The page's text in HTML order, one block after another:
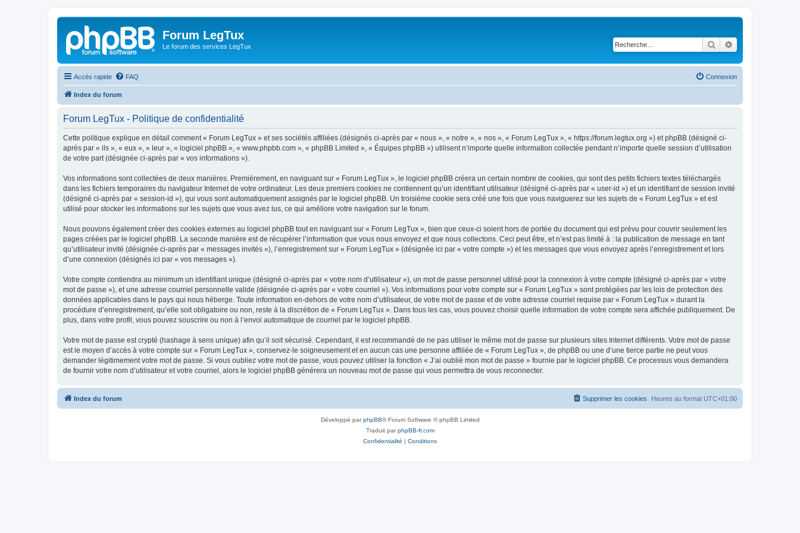
Forum LegTux
Le forum des services LegTux Rechercher
Accès rapide FAQ Connexion
Index du forum
Forum LegTux - Politique de confidentialité
Cette politique explique en détail comment « Forum LegTux » et ses sociétés affiliées (désignés ci-après par « nous », « notre », « nos », « Forum LegTux », « https://forum.legtux.org ») et phpBB (désigné ci-
après par « ils », « eux », « leur », « logiciel phpBB », « www.phpbb.com », « phpBB Limited », « Équipes phpBB ») utilisent n’importe quelle information collectée pendant n’importe quelle session d’utilisation
de votre part (désignée ci-après par « vos informations »).
Vos informations sont collectées de deux manières. Premièrement, en naviguant sur « Forum LegTux », le logiciel phpBB créera un certain nombre de cookies, qui sont des petits fichiers textes téléchargés
dans les fichiers temporaires du navigateur Internet de votre ordinateur. Les deux premiers cookies ne contiennent qu’un identifiant utilisateur (désigné ci-après par « user-id ») et un identifiant de session invité
(désigné ci-après par « session-id »), qui vous sont automatiquement assignés par le logiciel phpBB. Un troisième cookie sera créé une fois que vous naviguerez sur les sujets de « Forum LegTux » et est
utilisé pour stocker les informations sur les sujets que vous avez lus, ce qui améliore votre navigation sur le forum.
Nous pouvons également créer des cookies externes au logiciel phpBB tout en naviguant sur « Forum LegTux », bien que ceux-ci soient hors de portée du document qui est prévu pour couvrir seulement les
pages créées par le logiciel phpBB. La seconde manière est de récupérer l’information que vous nous envoyez et que nous collectons. Ceci peut être, et n’est pas limité à : la publication de message en tant
qu’utilisateur invité (désignée ci-après par « messages invités »), l’enregistrement sur « Forum LegTux » (désignée ici par « votre compte ») et les messages que vous envoyez après l’enregistrement et lors
d’une connexion (désignés ici par « vos messages »).
Votre compte contiendra au minimum un identifiant unique (désigné ci-après par « votre nom d’utilisateur »), un mot de passe personnel utilisé pour la connexion à votre compte (désigné ci-après par « votre
mot de passe »), et une adresse courriel personnelle valide (désignée ci-après par « votre courriel »). Vos informations pour votre compte sur « Forum LegTux » sont protégées par les lois de protection des
données applicables dans le pays qui nous héberge. Toute information en-dehors de votre nom d’utilisateur, de votre mot de passe et de votre adresse courriel requise par « Forum LegTux » durant la
procédure d’enregistrement, qu’elle soit obligatoire ou non, reste à la discrétion de « Forum LegTux ». Dans tous les cas, vous pouvez choisir quelle information de votre compte sera affichée publiquement. De
plus, dans votre profil, vous pouvez souscrire ou non à l’envoi automatique de courriel par le logiciel phpBB.
Votre mot de passe est crypté (hashage à sens unique) afin qu’il soit sécurisé. Cependant, il est recommandé de ne pas utiliser le même mot de passe sur plusieurs sites Internet différents. Votre mot de passe
est le moyen d’accès à votre compte sur « Forum LegTux », conservez-le soigneusement et en aucun cas une personne affiliée de « Forum LegTux », de phpBB ou une d’une tierce partie ne peut vous
demander légitimement votre mot de passe. Si vous oubliez votre mot de passe, vous pouvez utiliser la fonction « J’ai oublié mon mot de passe » fournie par le logiciel phpBB. Ce processus vous demandera
de fournir votre nom d’utilisateur et votre courriel, alors le logiciel phpBB générera un nouveau mot de passe qui vous permettra de vous reconnecter.
Index du forum Heures au format UTC+01:00
Supprimer les cookies
Développé parphpBB® Forum Software © phpBB Limited
Traduit parphpBB-fr.com
Confidentialité | Conditions